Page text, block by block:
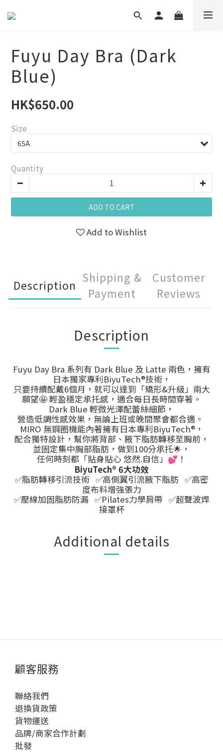
Fuyu Day Bra (Dark
Blue)
HK$650.00
Size
Quantity
ADD TO CART
Add to Wishlist
Description
Shipping &
Payment
Customer
Reviews
Description
Fuyu Day Bra 系列有 Dark Blue 及 Latte 兩色，擁有
日本獨家專利BiyuTech®技術，
只要持續配戴6個月，就可以達到「矯形&升級」兩大
願望🤩 輕盈穩定承托感，適合每日長時間穿著。
Dark Blue 輕微光澤配蕾絲細節，
營造低調性感效果，無論上班或晚間聚會都合適。
MIRO 無鋼圈機能內著擁有日本專利BiyuTech®，
配合獨特設計，幫你將背部、腋下脂肪轉移至胸前，
並固定集中胸部脂肪，做到100分承托🌟，
任何時刻都「貼身貼心 悠然.自信」 💕 ！
BiyuTech® 6大功效
✅脂肪轉移引流技術 ✅高側翼引流腋下脂肪 ✅高密
度布料增強張力
✅壓線加固脂肪防漏 ✅Pilates力學肩帶 ✅超聲波焊
接罩杯
Additional details
顧客服務
聯絡我們
退換貨政策
貨物運送
品牌/商家合作計劃
批發